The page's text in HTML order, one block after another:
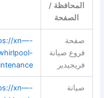
المحافظة /
الصفحة
صفحة
فروع صيانة
فريجيدير
xn—-
صيانة
xn—-